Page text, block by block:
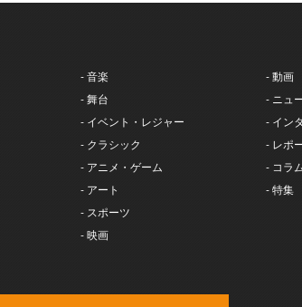
- 音楽
- 舞台
- イベント・レジャー
- クラシック
- アニメ・ゲーム
- アート
- スポーツ
- 映画
- 動画
- ニュ
- イン
- レポ
- コラ
- 特集